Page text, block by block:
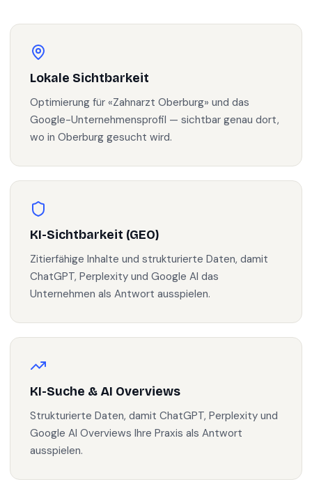
Lokale Sichtbarkeit
Optimierung für «Zahnarzt Oberburg» und das
Google-Unternehmensprofil — sichtbar genau dort,
wo in Oberburg gesucht wird.
KI-Sichtbarkeit (GEO)
Zitierfähige Inhalte und strukturierte Daten, damit
ChatGPT, Perplexity und Google AI das
Unternehmen als Antwort ausspielen.
KI-Suche & AI Overviews
Strukturierte Daten, damit ChatGPT, Perplexity und
Google AI Overviews Ihre Praxis als Antwort
ausspielen.